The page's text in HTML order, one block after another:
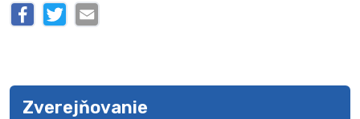
Zverejňovanie